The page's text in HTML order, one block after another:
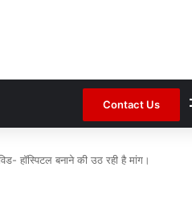
Contact Us
हॉस्पिटल बनाने की उठ रही है मांग।